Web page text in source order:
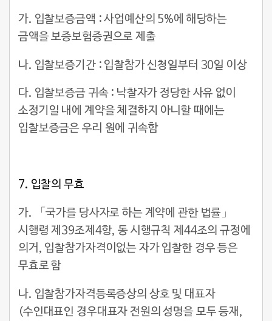
가. 입찰보증금액 : 사업예산의 5%에 해당하는
금액을 보증보험증권으로 제출
나. 입찰보증기간 : 입찰참가 신청일부터 30일 이상
다. 입찰보증금 귀속 : 낙찰자가 정당한 사유 없이
소정기일 내에 계약을 체결하지 아니할 때에는
입찰보증금은 우리 원에 귀속함
7. 입찰의 무효
가. 「국가를 당사자로 하는 계약에 관한 법률」
시행령 제39조제4항, 동 시행규칙 제44조의 규정에
의거, 입찰참가자격이없는 자가 입찰한 경우 등은
무효로 함
나. 입찰참가자격등록증상의 상호 및 대표자
(수인대표인 경우대표자 전원의 성명을 모두 등재,